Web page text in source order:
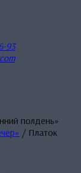
93
полдень»
/ Платок